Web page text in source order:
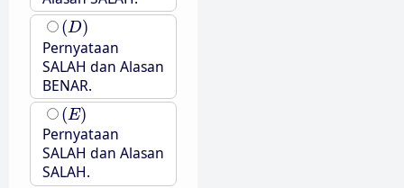
(D)
(D)
Pernyataan
SALAH dan Alasan
BENAR.
(E)
(E)
Pernyataan
SALAH dan Alasan
SALAH.